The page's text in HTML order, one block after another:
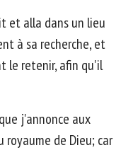
et alla dans un lieu
à sa recherche, et
le retenir, afin qu'il
j'annonce aux
de Dieu; car